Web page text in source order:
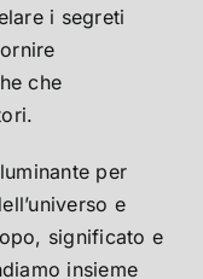
i segreti
che
per
e
significato e
insieme